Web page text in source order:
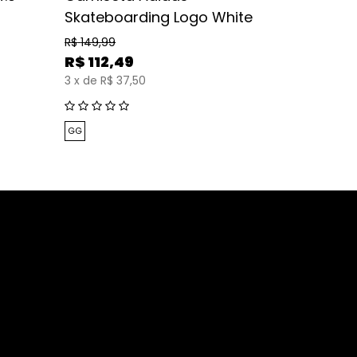
Skateboarding Logo White
R$ 149,99
R$ 112,49
3 x de R$ 37,50
GG